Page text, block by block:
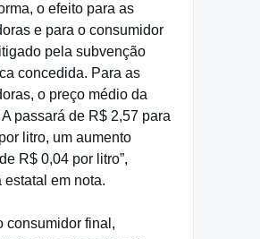
o efeito para as
e para o consumidor
pela subvenção
concedida. Para as
o preço médio da
passará de R$ 2,57 para
litro, um aumento
R$ 0,04 por litro”,
estatal em nota.
consumidor final,